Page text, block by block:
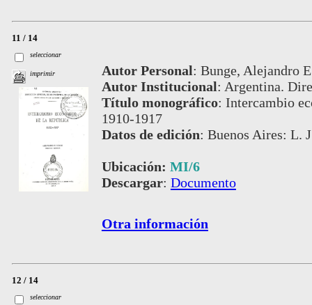
11 / 14
seleccionar
imprimir Autor Personal: Bunge, Alejandro
Autor Institucional: Argentina.
Título monográfico: Intercambio
1910-1917
Datos de edición: Buenos Aires: L.
Ubicación: MI/6
Descargar: Documento
Otra información
12 / 14
seleccionar